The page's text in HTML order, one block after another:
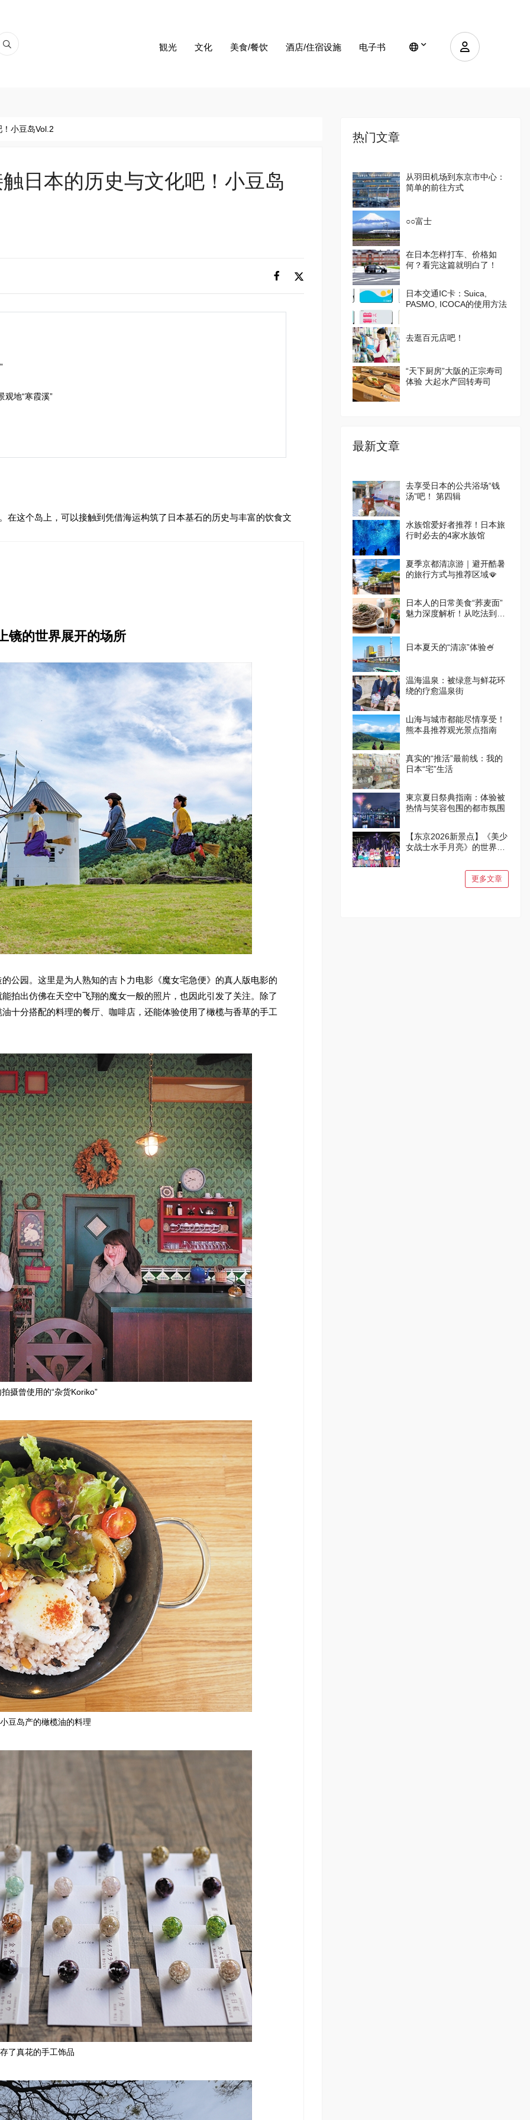
観光 文化 美食/餐饮 酒店/住宿设施 电子书
小豆岛Vol.2
日本的历史与文化吧！小豆岛
观地“寒霞溪”
在这个岛上，可以接触到凭借海运构筑了日本基石的历史与丰富的饮食文
镜的世界展开的场所
公园。这里是为人熟知的吉卜力电影《魔女宅急便》的真人版电影的
拍出仿佛在天空中飞翔的魔女一般的照片，也因此引发了关注。除了
十分搭配的料理的餐厅、咖啡店，还能体验使用了橄榄与香草的手工
摄曾使用的“杂货Koriko”
豆岛产的橄榄油的料理
了真花的手工饰品
热门文章
从羽田机场到东京市中心：
简单的前往方式
○○富士
在日本怎样打车、价格如
何？看完这篇就明白了！
日本交通IC卡：Suica,
PASMO, ICOCA的使用方法
去逛百元店吧！
“天下厨房”大阪的正宗寿司
体验 大起水产回转寿司
最新文章
去享受日本的公共浴场“钱
汤”吧！ 第四辑
水族馆爱好者推荐！日本旅
行时必去的4家水族馆
夏季京都清凉游｜避开酷暑
的旅行方式与推荐区域🪭
日本人的日常美食“荞麦面”
魅力深度解析！从吃法到体
日本夏天的“清凉”体验🍧
温海温泉：被绿意与鲜花环
绕的疗愈温泉街
山海与城市都能尽情享受！
熊本县推荐观光景点指南
真实的“推活”最前线：我的
日本“宅”生活
東京夏日祭典指南：体验被
热情与笑容包围的都市氛围
【东京2026新景点】《美少
女战士水手月亮》的世界在
更多文章